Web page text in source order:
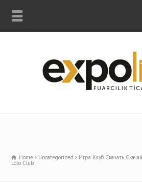
Home Uncategorized Игра Клуб Скачать
Loto Club